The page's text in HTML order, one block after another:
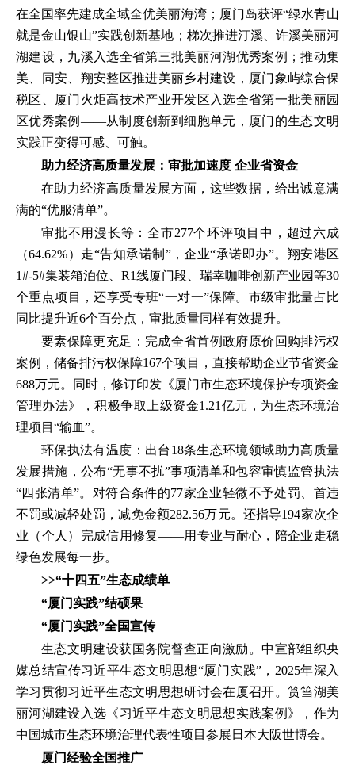
在全国率先建成全域全优美丽海湾；厦门岛获评“绿水青山
就是金山银山”实践创新基地；梯次推进汀溪、许溪美丽河
湖建设，九溪入选全省第三批美丽河湖优秀案例；推动集
美、同安、翔安整区推进美丽乡村建设，厦门象屿综合保
税区、厦门火炬高技术产业开发区入选全省第一批美丽园
区优秀案例——从制度创新到细胞单元，厦门的生态文明
实践正变得可感、可触。
助力经济高质量发展： 审批加速度 企业省资金
在助力经济高质量发展方面，这些数据，给出诚意满
满的“优服清单”。
审批不用漫长等：全市277个环评项目中，超过六成
（64.62%）走“告知承诺制”，企业“承诺即办”。翔安港区
1#-5#集装箱泊位、R1线厦门段、瑞幸咖啡创新产业园等30
个重点项目，还享受专班“一对一”保障。市级审批量占比
同比提升近6个百分点，审批质量同样有效提升。
要素保障更充足：完成全省首例政府原价回购排污权
案例，储备排污权保障167个项目，直接帮助企业节省资金
688万元。同时，修订印发《厦门市生态环境保护专项资金
管理办法》，积极争取上级资金1.21亿元，为生态环境治
理项目“输血”。
环保执法有温度：出台18条生态环境领域助力高质量
发展措施，公布“无事不扰”事项清单和包容审慎监管执法
“四张清单”。对符合条件的77家企业轻微不予处罚、首违
不罚或减轻处罚，减免金额282.56万元。还指导194家次企
业（个人）完成信用修复——用专业与耐心，陪企业走稳
绿色发展每一步。
>>“十四五”生态成绩单
“厦门实践”结硕果
“厦门实践”全国宣传
生态文明建设获国务院督查正向激励。中宣部组织央
媒总结宣传习近平生态文明思想“厦门实践”，2025年深入
学习贯彻习近平生态文明思想研讨会在厦召开。筼筜湖美
丽河湖建设入选《习近平生态文明思想实践案例》，作为
中国城市生态环境治理代表性项目参展日本大阪世博会。
厦门经验全国推广